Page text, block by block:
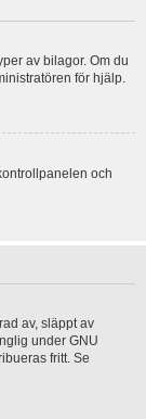
av bilagor. Om du
för hjälp.
och
av, släppt av
under GNU
fritt. Se